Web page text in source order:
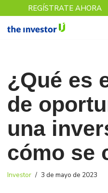
Saltar
REGÍSTRATE AHORA
¿Qué es
de
una
cómo se
Investor 3 de mayo de 2023